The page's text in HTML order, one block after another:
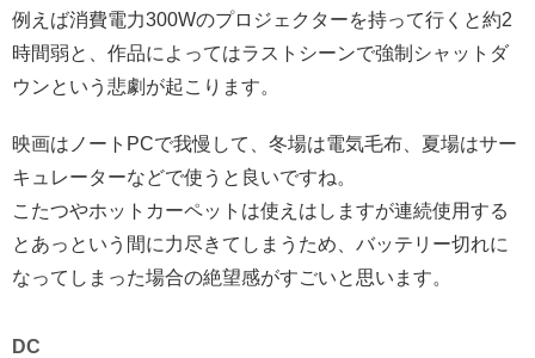
例えば消費電力300Wのプロジェクターを持って行くと約2
時間弱と、作品によってはラストシーンで強制シャットダ
ウンという悲劇が起こります。
映画はノートPCで我慢して、冬場は電気毛布、夏場はサー
キュレーターなどで使うと良いですね。
こたつやホットカーペットは使えはしますが連続使用する
とあっという間に力尽きてしまうため、バッテリー切れに
なってしまった場合の絶望感がすごいと思います。
DC